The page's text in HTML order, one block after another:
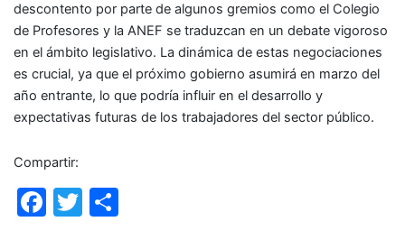
descontento por parte de algunos gremios como el Colegio
de Profesores y la ANEF se traduzcan en un debate vigoroso
en el ámbito legislativo. La dinámica de estas negociaciones
es crucial, ya que el próximo gobierno asumirá en marzo del
año entrante, lo que podría influir en el desarrollo y
expectativas futuras de los trabajadores del sector público.
Compartir:
F
T